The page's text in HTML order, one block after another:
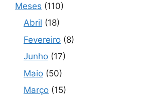
Meses (110)
Abril (18)
Fevereiro (8)
Junho (17)
Maio (50)
Março (15)